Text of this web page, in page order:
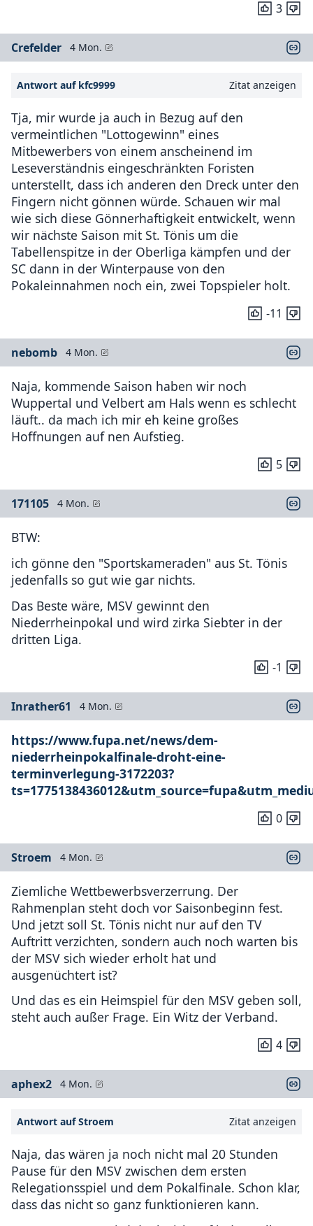
3
Crefelder 4 Mon.
Antwort auf kfc9999 Zitat anzeigen
Tja, mir wurde ja auch in Bezug auf den
vermeintlichen "Lottogewinn" eines
Mitbewerbers von einem anscheinend im
Leseverständnis eingeschränkten Foristen
unterstellt, dass ich anderen den Dreck unter den
Fingern nicht gönnen würde. Schauen wir mal
wie sich diese Gönnerhaftigkeit entwickelt, wenn
wir nächste Saison mit St. Tönis um die
Tabellenspitze in der Oberliga kämpfen und der
SC dann in der Winterpause von den
Pokaleinnahmen noch ein, zwei Topspieler holt.
-11
nebomb 4 Mon.
Naja, kommende Saison haben wir noch
Wuppertal und Velbert am Hals wenn es schlecht
läuft.. da mach ich mir eh keine großes
Hoffnungen auf nen Aufstieg.
5
171105 4 Mon.
BTW:
ich gönne den "Sportskameraden" aus St. Tönis
jedenfalls so gut wie gar nichts.
Das Beste wäre, MSV gewinnt den
Niederrheinpokal und wird zirka Siebter in der
dritten Liga.
-1
Inrather61 4 Mon.
https://www.fupa.net/news/dem-
niederrheinpokalfinale-droht-eine-
terminverlegung-3172203?
0
Stroem 4 Mon.
Ziemliche Wettbewerbsverzerrung. Der
Rahmenplan steht doch vor Saisonbeginn fest.
Und jetzt soll St. Tönis nicht nur auf den TV
Auftritt verzichten, sondern auch noch warten bis
der MSV sich wieder erholt hat und
ausgenüchtert ist?
Und das es ein Heimspiel für den MSV geben soll,
steht auch außer Frage. Ein Witz der Verband.
4
aphex2 4 Mon.
Antwort auf Stroem Zitat anzeigen
Naja, das wären ja noch nicht mal 20 Stunden
Pause für den MSV zwischen dem ersten
Relegationsspiel und dem Pokalfinale. Schon klar,
dass das nicht so ganz funktionieren kann.